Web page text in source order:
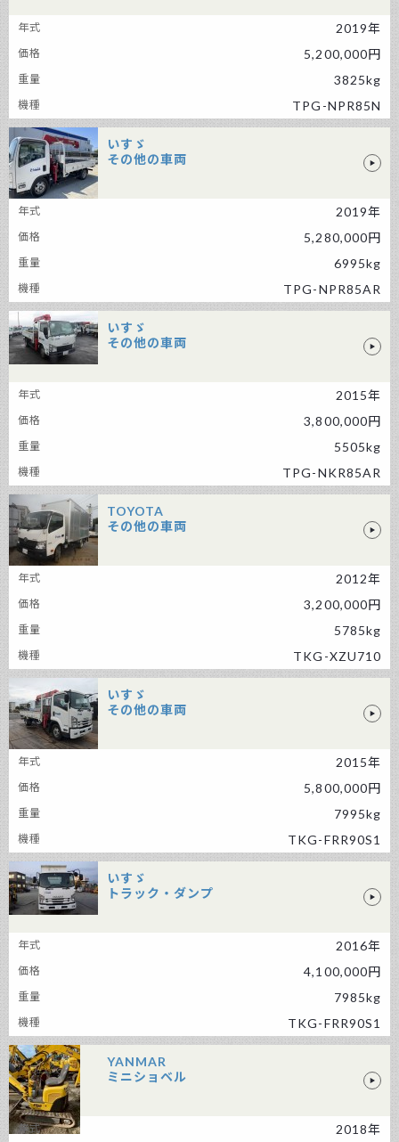
2019年
5,200,000円
3825kg
TPG-NPR85N
いすゞ
その他の車両
2019年
5,280,000円
6995kg
TPG-NPR85AR
いすゞ
その他の車両
2015年
3,800,000円
5505kg
TPG-NKR85AR
TOYOTA
その他の車両
2012年
3,200,000円
5785kg
TKG-XZU710
いすゞ
その他の車両
2015年
5,800,000円
7995kg
TKG-FRR90S1
いすゞ
トラック・ダンプ
2016年
4,100,000円
7985kg
TKG-FRR90S1
YANMAR
ミニショベル
2018年